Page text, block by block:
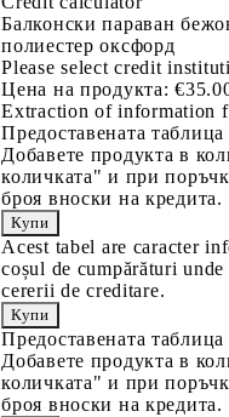
Балконски параван
полиестер оксфорд
Please select credit
Цена на продукта:
Extraction of information
Предоставената
Добавете продукта в
количката" и при
броя вноски на кредита.
Acest tabel are caracter
coșul de cumpărături
cererii de creditare.
Предоставената
Добавете продукта в
количката" и при
броя вноски на кредита.